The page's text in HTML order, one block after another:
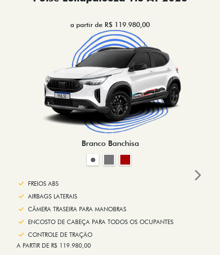
a partir de R$ 119.980,00
Branco Banchisa
FREIOS ABS
AIRBAGS LATERAIS
CÂMERA TRASEIRA PARA MANOBRAS
ENCOSTO DE CABEÇA PARA TODOS OS OCUPANTES
CONTROLE DE TRAÇÃO
A PARTIR DE R$ 119.980,00
Next